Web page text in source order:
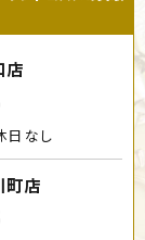
店
日 なし
町店